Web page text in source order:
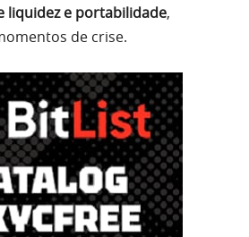
liquidez e portabilidade,
de crise.